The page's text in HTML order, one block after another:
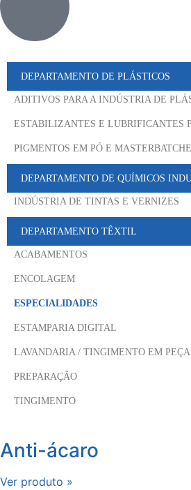
DEPARTAMENTO DE PLÁSTICOS
ADITIVOS PARA A INDÚSTRIA DE
ESTABILIZANTES E LUBRIFICANTES
PIGMENTOS EM PÓ E
DEPARTAMENTO DE QUÍMICOS
INDÚSTRIA DE TINTAS E VERNIZES
DEPARTAMENTO TÊXTIL
ACABAMENTOS
ENCOLAGEM
ESPECIALIDADES
ESTAMPARIA DIGITAL
LAVANDARIA / TINGIMENTO EM PEÇA
PREPARAÇÃO
TINGIMENTO
Anti-ácaro
Ver produto »